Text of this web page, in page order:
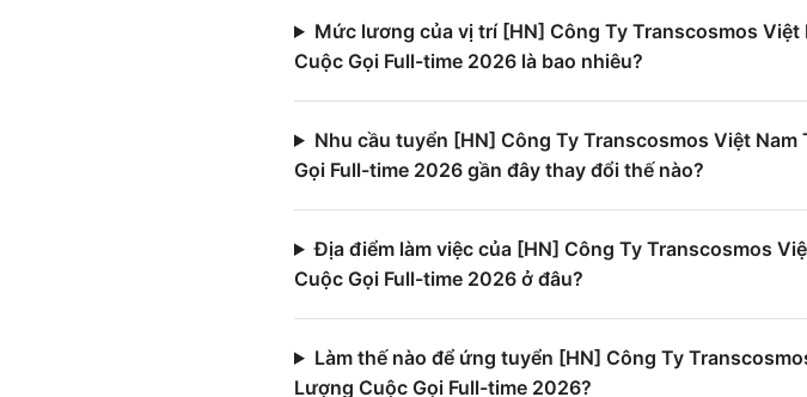
Mức lương của vị trí [HN] Công Ty Transcosmos
Cuộc Gọi Full-time 2026 là bao nhiêu?
Nhu cầu tuyển [HN] Công Ty Transcosmos Việt
Gọi Full-time 2026 gần đây thay đổi thế nào?
Địa điểm làm việc của [HN] Công Ty Transcosmos
Cuộc Gọi Full-time 2026 ở đâu?
Làm thế nào để ứng tuyển [HN] Công Ty
Lượng Cuộc Gọi Full-time 2026?